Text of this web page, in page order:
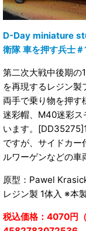
D-Day miniature
衛隊 車を押す兵士
第二次大戦中後期
を再現するレジン製
両手で乗り物を押
迷彩帽、M40迷彩ス
います。
ですが、サイドカー
ルワーゲンなどの車
原型：Pawel
レジン製 1体入 ※本
税込価格：4070円